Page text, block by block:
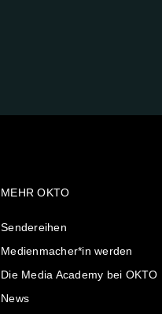
MEHR OKTO
Sendereihen
Medienmacher*in werden
Die Media Academy bei OKTO
News